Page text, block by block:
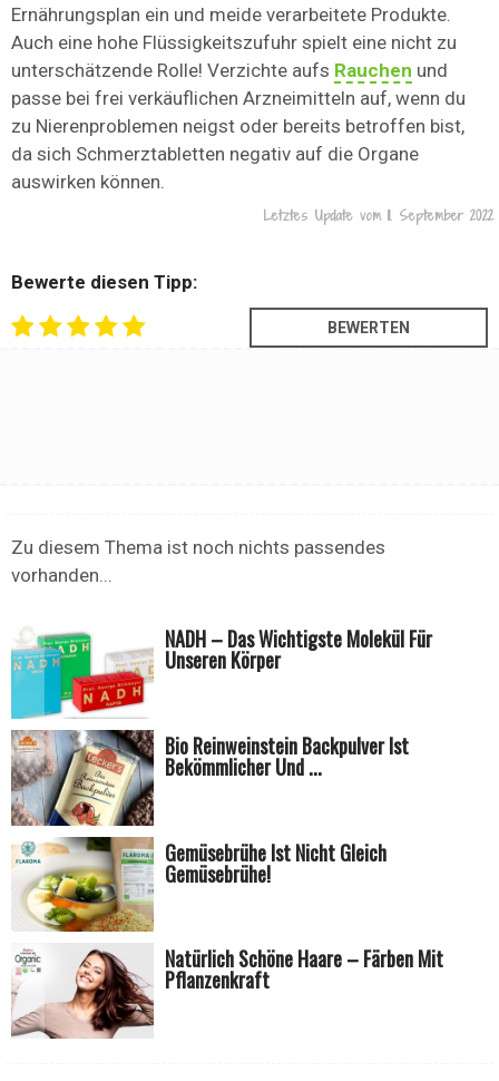
Ernährungsplan ein und meide verarbeitete Produkte.
Auch eine hohe Flüssigkeitszufuhr spielt eine nicht zu
unterschätzende Rolle! Verzichte aufs Rauchen und
passe bei frei verkäuflichen Arzneimitteln auf, wenn du
zu Nierenproblemen neigst oder bereits betroffen bist,
da sich Schmerztabletten negativ auf die Organe
auswirken können.
Letztes Update vom 11. September 2022
Bewerte diesen Tipp:
Zu diesem Thema ist noch nichts passendes
vorhanden...
NADH – Das Wichtigste Molekül Für
Unseren Körper
Bio Reinweinstein Backpulver Ist
Bekömmlicher Und ...
Gemüsebrühe Ist Nicht Gleich
Gemüsebrühe!
Natürlich Schöne Haare – Färben Mit
Pflanzenkraft